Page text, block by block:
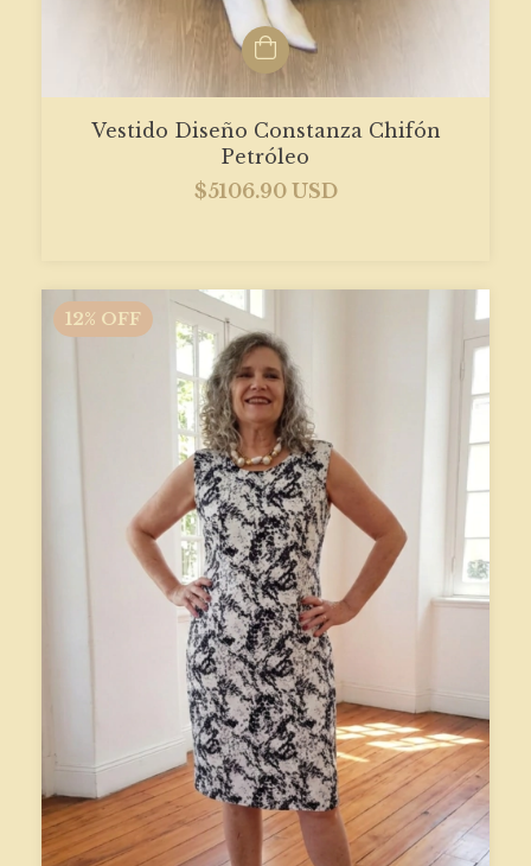
Vestido Diseño Constanza Chifón
Petróleo
$5106.90 USD
12% OFF